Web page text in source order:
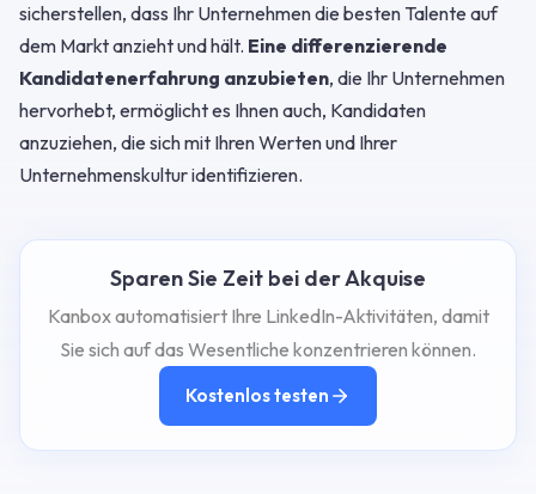
sicherstellen, dass Ihr Unternehmen die besten Talente auf
dem Markt anzieht und hält. Eine differenzierende
Kandidatenerfahrung anzubieten, die Ihr Unternehmen
hervorhebt, ermöglicht es Ihnen auch, Kandidaten
anzuziehen, die sich mit Ihren Werten und Ihrer
Unternehmenskultur identifizieren.
Sparen Sie Zeit bei der Akquise
Kanbox automatisiert Ihre LinkedIn-Aktivitäten, damit
Sie sich auf das Wesentliche konzentrieren können.
Kostenlos testen